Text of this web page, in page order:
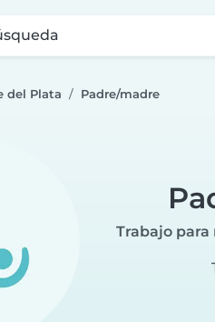
del Plata Padre/madre
Trabajo